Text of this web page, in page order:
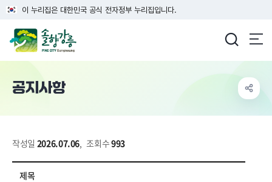
이 누리집은 대한민국 공식 전자정부 누리집입니다.
공지사항
작성일 2026.07.06, 조회수993
제목